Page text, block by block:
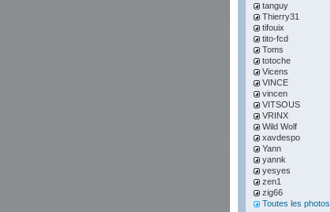
tanguy
Thierry31
tifouix
tito-fcd
Toms
totoche
Vicens
VINCE
vincen
VITSOUS
VRINX
Wild Wolf
xavdespo
Yann
yannk
yesyes
zen1
zig66
Toutes les photos